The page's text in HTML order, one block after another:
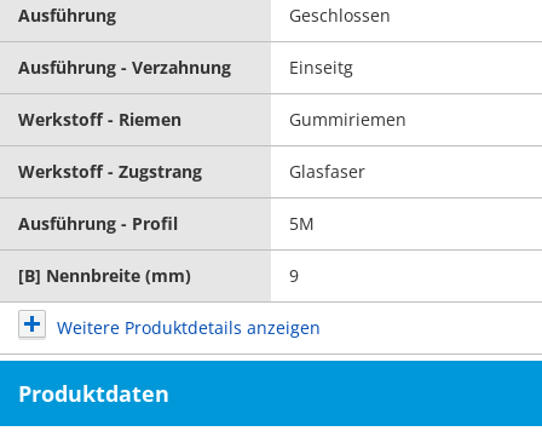
Ausführung Geschlossen
Ausführung - Verzahnung Einseitg
Werkstoff - Riemen Gummiriemen
Werkstoff - Zugstrang Glasfaser
Ausführung - Profil 5M
[B] Nennbreite (mm) 9
Weitere Produktdetails anzeigen
Produktdaten